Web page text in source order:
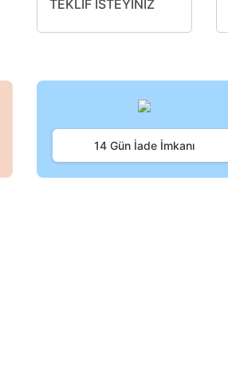
TEKLİF İSTEYİNİZ
14 Gün İade İmkanı